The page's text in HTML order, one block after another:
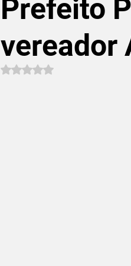
Prefeito
vereador
Avaliado com NaN de 5